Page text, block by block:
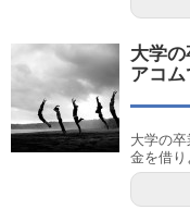
大学
アコム
大学の
金を借り